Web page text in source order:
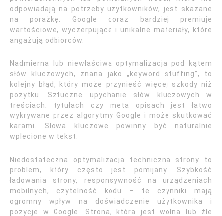
odpowiadają na potrzeby użytkowników, jest skazane
na porażkę. Google coraz bardziej premiuje
wartościowe, wyczerpujące i unikalne materiały, które
angażują odbiorców.
Nadmierna lub niewłaściwa optymalizacja pod kątem
słów kluczowych, znana jako „keyword stuffing”, to
kolejny błąd, który może przynieść więcej szkody niż
pożytku. Sztuczne upychanie słów kluczowych w
treściach, tytułach czy meta opisach jest łatwo
wykrywane przez algorytmy Google i może skutkować
karami. Słowa kluczowe powinny być naturalnie
wplecione w tekst.
Niedostateczna optymalizacja techniczna strony to
problem, który często jest pomijany. Szybkość
ładowania strony, responsywność na urządzeniach
mobilnych, czytelność kodu – te czynniki mają
ogromny wpływ na doświadczenie użytkownika i
pozycje w Google. Strona, która jest wolna lub źle